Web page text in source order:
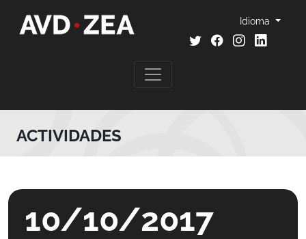
Idioma
ACTIVIDADES
10/10/2017